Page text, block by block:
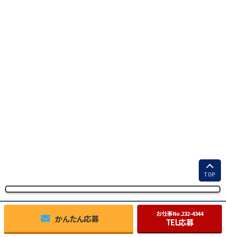
お仕事No.232-4344
TEL応募
かんたん応募
TOP